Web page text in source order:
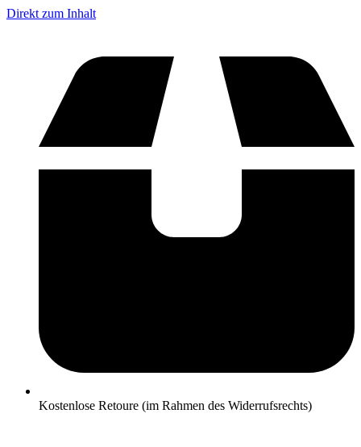
Direkt zum Inhalt
Kostenlose Retoure (im Rahmen des Widerrufsrechts)